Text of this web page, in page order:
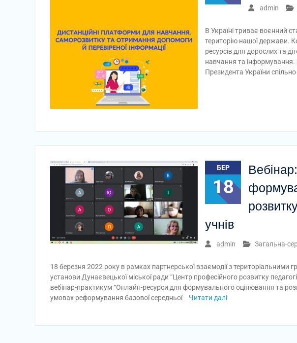
admin
В Україні триває воєнний
територію нашої держави.
ресурсів для дорослих та
навчання та інформування.
Президента України
БЕР
18
учнів
admin Загальна-
18 березня 2022 року в рамках партнерської взаємодії з територіальними
установи Дунаєвецької міської ради “Центр професійного розвитку
вебінар-практикум “Онлайн-ресурси для формувального оцінювання та
умовах реформування базової середньої
Читати далі